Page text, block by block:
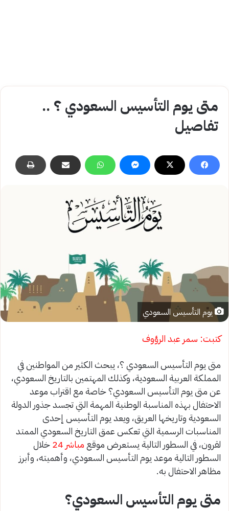
متى يوم التأسيس السعودي ؟ ..
تفاصيل
يوم التأسيس السعودي
كتبت: سمر عبد الرؤوف
متى يوم التأسيس السعودي ؟، يبحث الكثير من المواطنين في
المملكة العربية السعودية، وكذلك المهتمين بالتاريخ السعودي،
عن متى يوم التأسيس السعودي؟ خاصة مع اقتراب موعد
الاحتفال بهذه المناسبة الوطنية المهمة التي تجسد جذور الدولة
السعودية وتاريخها العريق، ويعد يوم التأسيس إحدى
المناسبات الرسمية التي تعكس عمق التاريخ السعودي الممتد
لقرون، في السطور التالية يستعرض موقع مباشر 24
خلال
السطور التالية موعد يوم التأسيس السعودي، وأهميته، وأبرز
مظاهر الاحتفال به.
متى يوم التأسيس السعودي؟